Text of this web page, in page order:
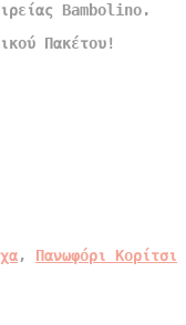
Bambolino.
Πακέτου!
, Πανωφόρι Κορίτσι